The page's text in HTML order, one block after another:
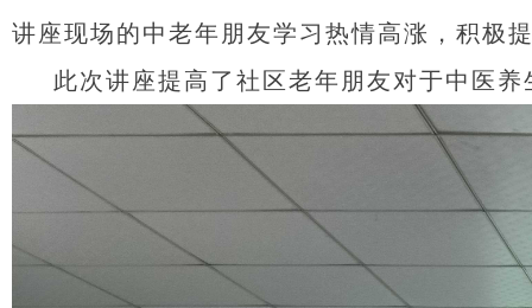
讲座现场的中老年朋友学习热情高涨，积极
此次讲座提高了社区老年朋友对于中医